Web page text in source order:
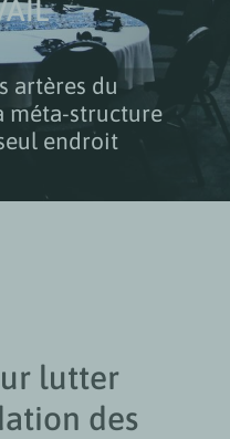
artères du
méta-structure
endroit
lutter
des